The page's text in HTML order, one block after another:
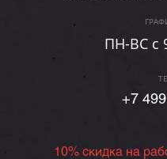
ПН-ВC c
+7
10% скидка на